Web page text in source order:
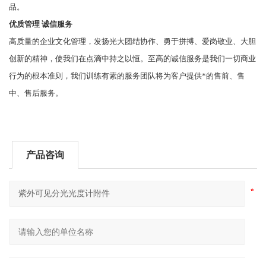
品。
优质管理 诚信服务
高质量的企业文化管理，发扬光大团结协作、勇于拼搏、爱岗敬业、大胆
创新的精神，使我们在点滴中持之以恒。至高的诚信服务是我们一切商业
行为的根本准则，我们训练有素的服务团队将为客户提供*的售前、售
中、售后服务。
产品咨询